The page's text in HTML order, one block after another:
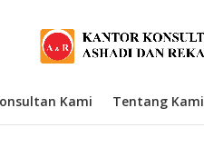
Kami Tentang Kami